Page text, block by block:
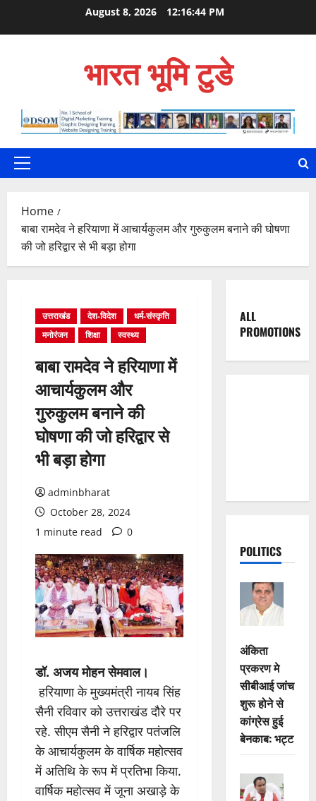
August 8, 2026 12:16:46 PM
भारत भूमि टुडे
Primary
Home
बाबा रामदेव ने हरियाणा में आचार्यकुलम और गुरुकुलम बनाने की घोषणा
की जो हरिद्वार से भी बड़ा होगा
उत्तराखंड देश-विदेश
धर्म-संस्कृति
मनोरंजन
शिक्षा स्वस्थ्य
बाबा रामदेव ने हरियाणा में
आचार्यकुलम और
गुरुकुलम बनाने की
घोषणा की जो हरिद्वार से
भी बड़ा होगा
adminbharat
October 28, 2024
1 minute read
0
डॉ. अजय मोहन सेमवाल।
हरियाणा के मुख्यमंत्री नायब सिंह
सैनी रविवार को उत्तराखंड दौरे पर
रहे. सीएम सैनी ने हरिद्वार पतंजलि
के आचार्यकुलम के वार्षिक महोत्सव
में अतिथि के रूप में प्रतिभा किया.
वार्षिक महोत्सव में जूना अखाड़े के
ALL
PROMOTIONS
POLITICS
अंकिता
प्रकरण मे
सीबीआई जांच
शुरू होने से
कांग्रेस हुई
बेनकाब: भट्ट